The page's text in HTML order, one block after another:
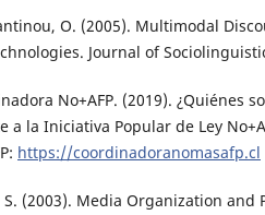
O. (2005). Multimodal
Journal of
No+AFP. (2019). ¿Quiénes
a la Iniciativa Popular de Ley
https://coordinadoranomasafp.cl
S. (2003). Media Organization